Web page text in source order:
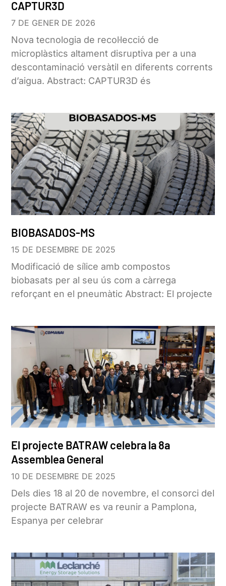
CAPTUR3D
7 DE GENER DE 2026
Nova tecnologia de recol·lecció de
microplàstics altament disruptiva per a una
descontaminació versàtil en diferents corrents
d’aigua. Abstract: CAPTUR3D és
BIOBASADOS-MS
15 DE DESEMBRE DE 2025
Modificació de sílice amb compostos
biobasats per al seu ús com a càrrega
reforçant en el pneumàtic Abstract: El projecte
El projecte BATRAW celebra la 8a
Assemblea General
10 DE DESEMBRE DE 2025
Dels dies 18 al 20 de novembre, el consorci del
projecte BATRAW es va reunir a Pamplona,
Espanya per celebrar